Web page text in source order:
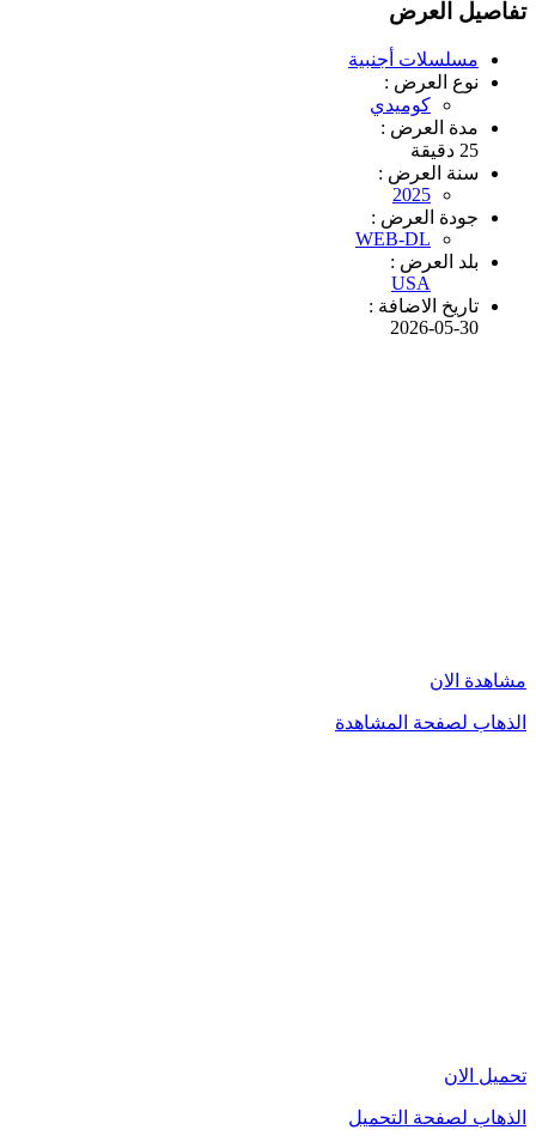
تفاصيل العرض
مسلسلات أجنبية
نوع العرض :
كوميدي
مدة العرض :
25 دقيقة
سنة العرض :
2025
جودة العرض :
WEB-DL
بلد العرض :
USA
تاريخ الاضافة :
2026-05-30
مشاهدة الان
الذهاب لصفحة المشاهدة
تحميل الان
الذهاب لصفحة التحميل